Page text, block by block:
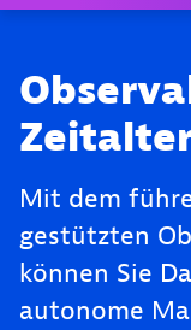
Mit dem
gestützten
können Sie
autonome